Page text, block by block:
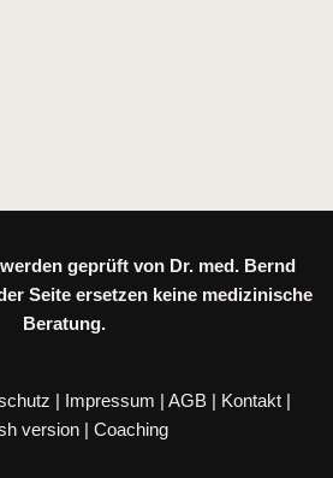
geprüft von Dr. med. Bernd
Seite ersetzen keine medizinische
Beratung.
| Impressum | AGB | Kontakt |
version | Coaching